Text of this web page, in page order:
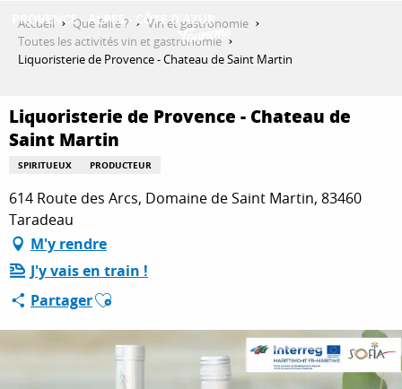
contenu
QUE FAIRE ?
SÉJOURNER
ESPACE PRO
Accueil Que faire ?
Vin et gastronomie
Toutes les activités vin et gastronomie
Liquoristerie de Provence - Chateau de Saint Martin
Liquoristerie de Provence - Chateau de
Saint Martin
SPIRITUEUX PRODUCTEUR
614 Route des Arcs, Domaine de Saint Martin, 83460
Taradeau
M'y rendre
J'y vais en train !
PartagerAjouter aux favoris